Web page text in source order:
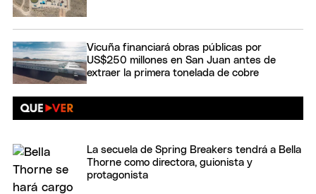
Vicuña financiará obras públicas por
US$250 millones en San Juan antes de
extraer la primera tonelada de cobre
La secuela de Spring Breakers tendrá a Bella
Thorne como directora, guionista y
protagonista